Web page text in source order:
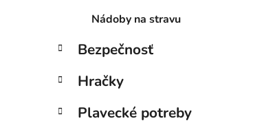
Nádoby na stravu
Bezpečnosť
Hračky
Plavecké potreby